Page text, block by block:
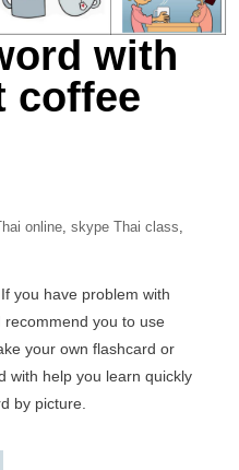
with
coffee
online skype Thai class
you have problem with
you to use
your own flashcard or
with help you learn quickly
by picture.